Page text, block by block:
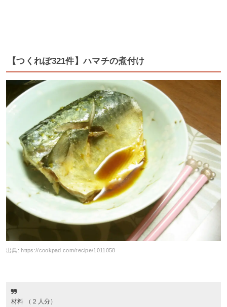
【つくれぽ321件】ハマチの煮付け
出典: https://cookpad.com/recipe/1011058
材料 （２人分）